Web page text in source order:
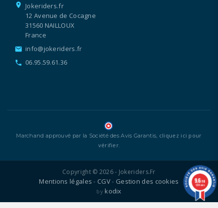
location_on
Jokeriders.fr
12 Avenue de Cocagne
31560 NAILLOUX
France
email info@jokeriders.fr
call 06.95.59.61.36
Marchand approuvé par la Société des Avis Garantis, cliquez ici pour
vérifier.
Copyright © 2026 - Jokeriders.fr
Mentions légales - CGV- Gestion des cookies
by kodix
9.6/10
1336 avis